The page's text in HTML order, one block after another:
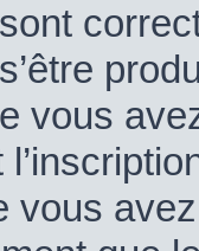
vous
vous